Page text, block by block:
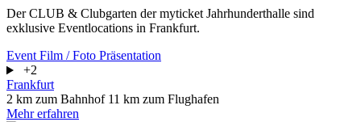
Der CLUB & Clubgarten der myticket Jahrhunderthalle sind
exklusive Eventlocations in Frankfurt.
Event Film / Foto Präsentation
+2
Frankfurt
2 km zum Bahnhof 11 km zum Flughafen
Mehr erfahren